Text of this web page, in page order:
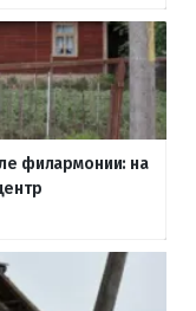
филармонии: на